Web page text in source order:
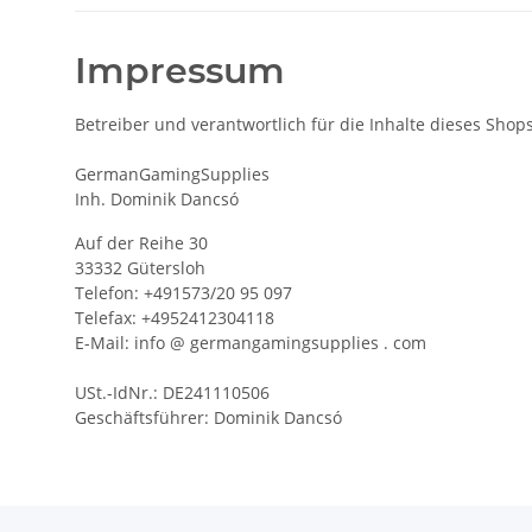
Impressum
Betreiber und verantwortlich für die Inhalte dieses
GermanGamingSupplies
Inh. Dominik Dancsó
Auf der Reihe 30
33332 Gütersloh
Telefon: +491573/20 95 097
Telefax: +4952412304118
E-Mail: info @ germangamingsupplies . com
USt.-IdNr.: DE241110506
Geschäftsführer: Dominik Dancsó